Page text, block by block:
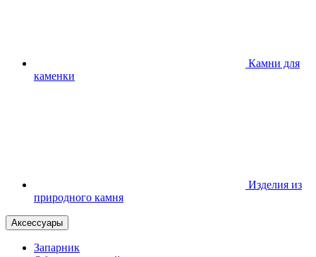
Камни для
каменки
Изделия из
природного камня
Аксессуары
Запарник